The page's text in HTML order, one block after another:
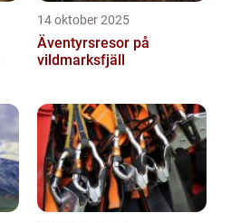
14 oktober 2025
Äventyrsresor på
vildmarksfjäll